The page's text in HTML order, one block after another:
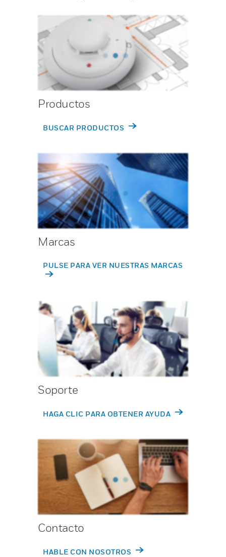
Productos
BUSCAR PRODUCTOS
Marcas
PULSE PARA VER NUESTRAS MARCAS
Soporte
HAGA CLIC PARA OBTENER AYUDA
Contacto
HABLE CON NOSOTROS